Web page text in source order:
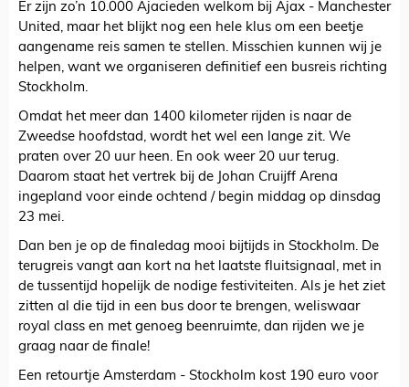
Er zijn zo’n 10.000 Ajacieden welkom bij Ajax - Manchester
United, maar het blijkt nog een hele klus om een beetje
aangename reis samen te stellen. Misschien kunnen wij je
helpen, want we organiseren definitief een busreis richting
Stockholm.
Omdat het meer dan 1400 kilometer rijden is naar de
Zweedse hoofdstad, wordt het wel een lange zit. We
praten over 20 uur heen. En ook weer 20 uur terug.
Daarom staat het vertrek bij de Johan Cruijff Arena
ingepland voor einde ochtend / begin middag op dinsdag
23 mei.
Dan ben je op de finaledag mooi bijtijds in Stockholm. De
terugreis vangt aan kort na het laatste fluitsignaal, met in
de tussentijd hopelijk de nodige festiviteiten. Als je het ziet
zitten al die tijd in een bus door te brengen, weliswaar
royal class en met genoeg beenruimte, dan rijden we je
graag naar de finale!
Een retourtje Amsterdam - Stockholm kost 190 euro voor